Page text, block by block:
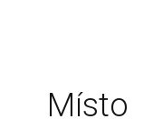
Místo